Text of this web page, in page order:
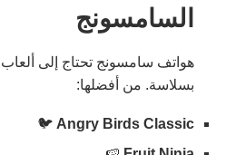
السامسونج
هواتف سامسونج تحتاج إلى
بسلاسة. من أفضلها:
Angry Birds Classic
🐦